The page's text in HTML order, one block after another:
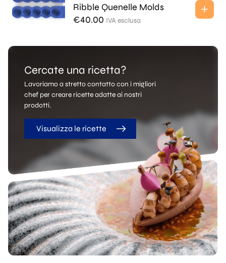
Ribble Quenelle Molds
€40.00 IVA esclusa
Cercate una ricetta?
Lavoriamo a stretto contatto con i migliori
chef per creare ricette adatte ai nostri
prodotti.
Visualizza le ricette